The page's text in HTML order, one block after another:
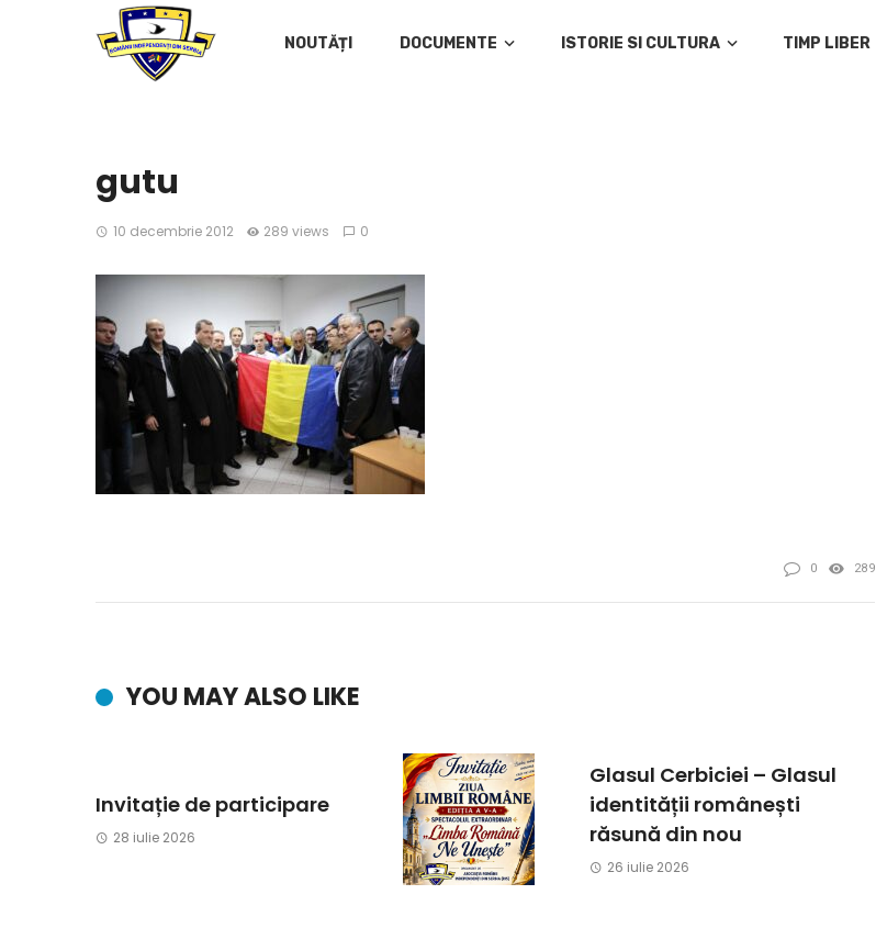
NOUTĂȚI DOCUMENTE ISTORIE SI CULTURA TIMP LIBER
gutu
10 decembrie 2012 289 views 0
0 289
YOU MAY ALSO LIKE
Invitație de participare
28 iulie 2026
Glasul Cerbiciei – Glasul
identității românești
răsună din nou
26 iulie 2026